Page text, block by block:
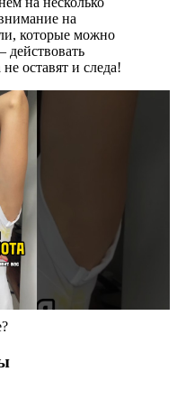
на
которые можно
действовать
оставят и следа!